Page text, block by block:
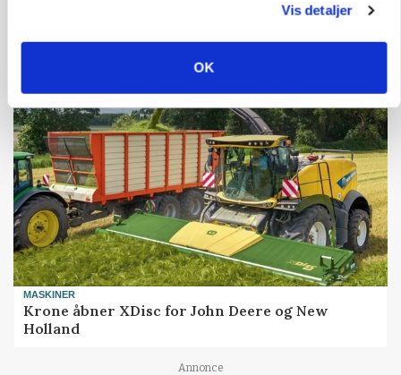
Vis detaljer
OK
32.500 stipladser skifter slagteri: En af landets
Danish Crown
MASKINER
Krone åbner XDisc for John Deere og New
Holland
Annonce